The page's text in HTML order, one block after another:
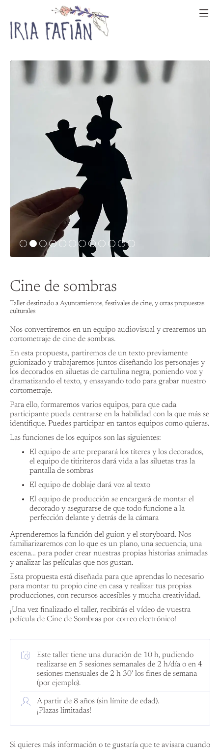
Cine de sombras
Taller destinado a Ayuntamientos, festivales de cine, y otras propuestas
culturales
Nos convertiremos en un equipo audiovisual y crearemos un
cortometraje de cine de sombras.
En esta propuesta, partiremos de un texto previamente
guionizado y trabajaremos juntos diseñando los personajes y
los decorados en siluetas de cartulina negra, poniendo voz y
dramatizando el texto, y ensayando todo para grabar nuestro
cortometraje.
Para ello, formaremos varios equipos, para que cada
participante pueda centrarse en la habilidad con la que más se
identifique. Puedes participar en tantos equipos como quieras.
Las funciones de los equipos son las siguientes:
El equipo de arte preparará los títeres y los decorados,
el equipo de titiriteros dará vida a las siluetas tras la
pantalla de sombras
El equipo de doblaje dará voz al texto
El equipo de producción se encargará de montar el
decorado y asegurarse de que todo funcione a la
perfección delante y detrás de la cámara
Aprenderemos la función del guion y el storyboard. Nos
familiarizaremos con lo que es un plano, una secuencia, una
escena… para poder crear nuestras propias historias animadas
y analizar las películas que nos gustan.
Esta propuesta está diseñada para que aprendas lo necesario
para montar tu propio cine en casa y realizar tus propias
producciones, con recursos accesibles y mucha creatividad.
¡Una vez finalizado el taller, recibirás el vídeo de vuestra
película de Cine de Sombras por correo electrónico!
Este taller tiene una duración de 10 h, pudiendo
realizarse en 5 sesiones semanales de 2 h/día o en 4
sesiones mensuales de 2 h 30' los fines de semana
(por ejemplo).
A partir de 8 años (sin límite de edad).
¡Plazas limitadas!
Si quieres más información o te gustaría que te avisara cuando